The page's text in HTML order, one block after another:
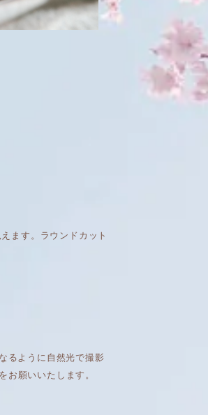
ます。ラウンドカット
るように自然光で撮影
お願いいたします。